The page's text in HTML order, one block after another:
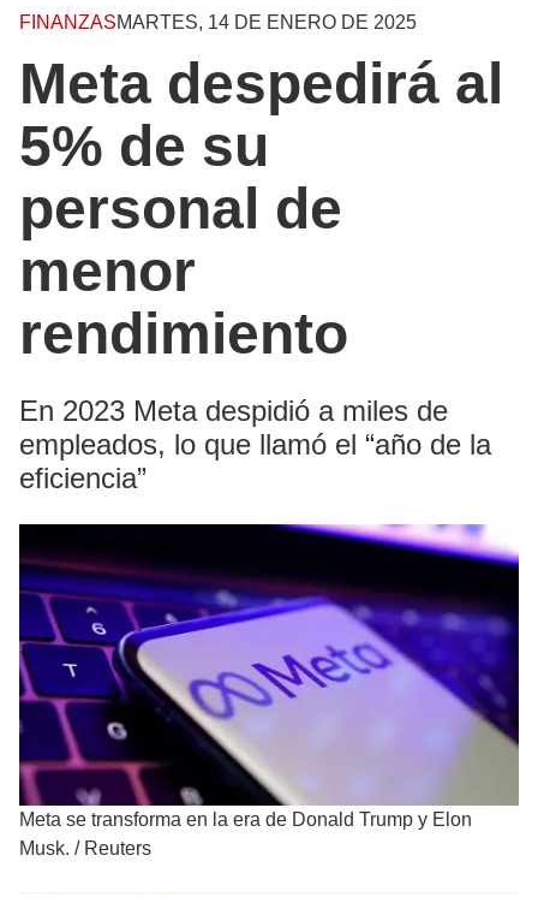
FINANZASMARTES, 14 DE ENERO DE 2025
Meta despedirá al
5% de su
personal de
menor
rendimiento
En 2023 Meta despidió a miles de
empleados, lo que llamó el “año de la
eficiencia”
Meta se transforma en la era de Donald Trump y Elon
Musk. / Reuters